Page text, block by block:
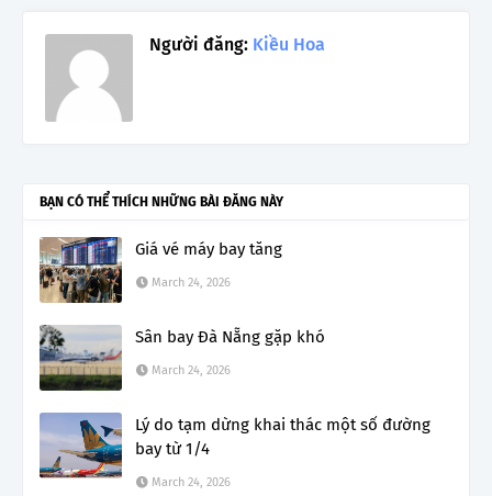
Người đăng: Kiều Hoa
BẠN CÓ THỂ THÍCH NHỮNG BÀI ĐĂNG NÀY
Giá vé máy bay tăng
March 24, 2026
Sân bay Đà Nẵng gặp khó
March 24, 2026
Lý do tạm dừng khai thác một số đường
bay từ 1/4
March 24, 2026